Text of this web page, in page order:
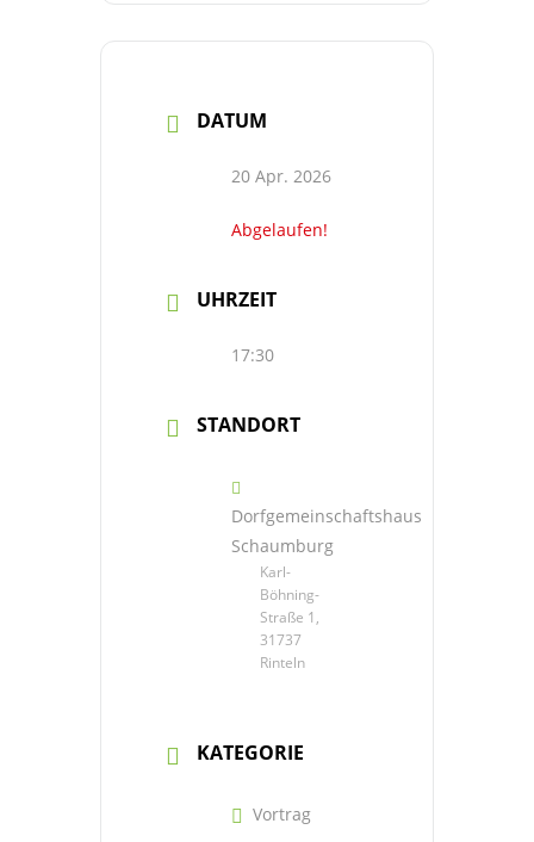
DATUM
20 Apr. 2026
Abgelaufen!
UHRZEIT
17:30
STANDORT
Dorfgemeinschaftshaus
Schaumburg
Karl-
Böhning-
Straße 1,
31737
Rinteln
KATEGORIE
Vortrag